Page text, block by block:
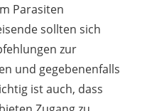
Parasiten
sollten sich
zur
und gegebenenfalls
ist auch, dass